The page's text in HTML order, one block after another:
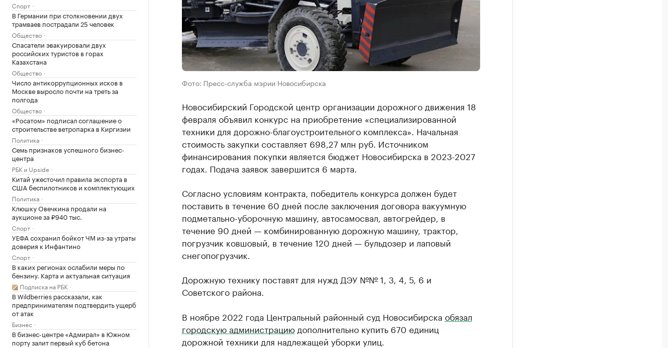
Спорт
В Германии при столкновении двух
трамваев пострадали 25 человек
Общество
Спасатели эвакуировали двух
российских туристов в горах
Казахстана
Общество
Число антикоррупционных исков в
Москве выросло почти на треть за
полгода
Общество
«Росатом» подписал соглашение о
строительстве ветропарка в Киргизии
Политика
Семь признаков успешного бизнес-
центра
РБК и Upside
Китай ужесточил правила экспорта в
США беспилотников и комплектующих
Политика
Клюшку Овечкина продали на
аукционе за ₽940 тыс.
Спорт
УЕФА сохранил бойкот ЧМ из-за утраты
доверия к Инфантино
Спорт
В каких регионах ослабили меры по
бензину. Карта и актуальная ситуация
Подписка на РБК
В Wildberries рассказали, как
предпринимателям подтвердить ущерб
от атак
Бизнес
В бизнес-центре «Адмирал» в Южном
порту залит первый куб бетона
Фото: Пресс-служба мэрии Новосибирска
Новосибирский Городской центр организации дорожного движения 18
февраля объявил конкурс на приобретение «специализированной
техники для дорожно-благоустроительного комплекса». Начальная
стоимость закупки составляет 698,27 млн руб. Источником
финансирования покупки является бюджет Новосибирска в 2023-2027
годах. Подача заявок завершится 6 марта.
Согласно условиям контракта, победитель конкурса должен будет
поставить в течение 60 дней после заключения договора вакуумную
подметально-уборочную машину, автосамосвал, автогрейдер, в
течение 90 дней — комбинированную дорожную машину, трактор,
погрузчик ковшовый, в течение 120 дней — бульдозер и лаповый
снегопогрузчик.
Дорожную технику поставят для нужд ДЭУ №№ 1, 3, 4, 5, 6 и
Советского района.
В ноябре 2022 года Центральный районный суд Новосибирска обязал
городскую администрациюдополнительно купить 670 единиц
дорожной техники для надлежащей уборки улиц.